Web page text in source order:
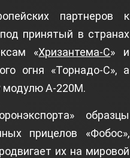
партнеров к
принятый в странах
«Хризантема-С» и
огня «Торнадо-С», а
модулю А-220М.
образцы
прицелов «Фобос»,
их на мировой